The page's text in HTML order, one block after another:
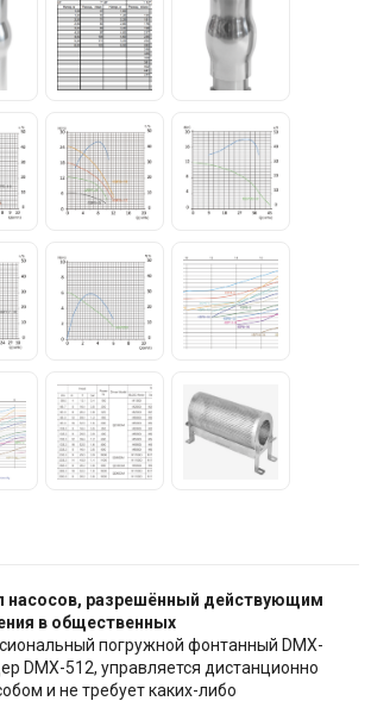
насосов, разрешённый действующим
в общественных
погружной фонтанный DMX-
DMX-512, управляется дистанционно
и не требует каких-либо